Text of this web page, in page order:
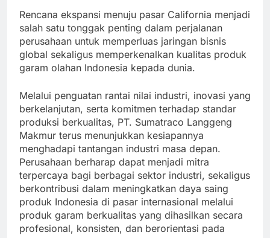
Rencana ekspansi menuju pasar California menjadi
salah satu tonggak penting dalam perjalanan
perusahaan untuk memperluas jaringan bisnis
global sekaligus memperkenalkan kualitas produk
garam olahan Indonesia kepada dunia.
Melalui penguatan rantai nilai industri, inovasi yang
berkelanjutan, serta komitmen terhadap standar
produksi berkualitas, PT. Sumatraco Langgeng
Makmur terus menunjukkan kesiapannya
menghadapi tantangan industri masa depan.
Perusahaan berharap dapat menjadi mitra
terpercaya bagi berbagai sektor industri, sekaligus
berkontribusi dalam meningkatkan daya saing
produk Indonesia di pasar internasional melalui
produk garam berkualitas yang dihasilkan secara
profesional, konsisten, dan berorientasi pada